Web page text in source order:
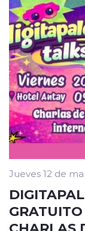
Jueves 12 de
CHARLAS